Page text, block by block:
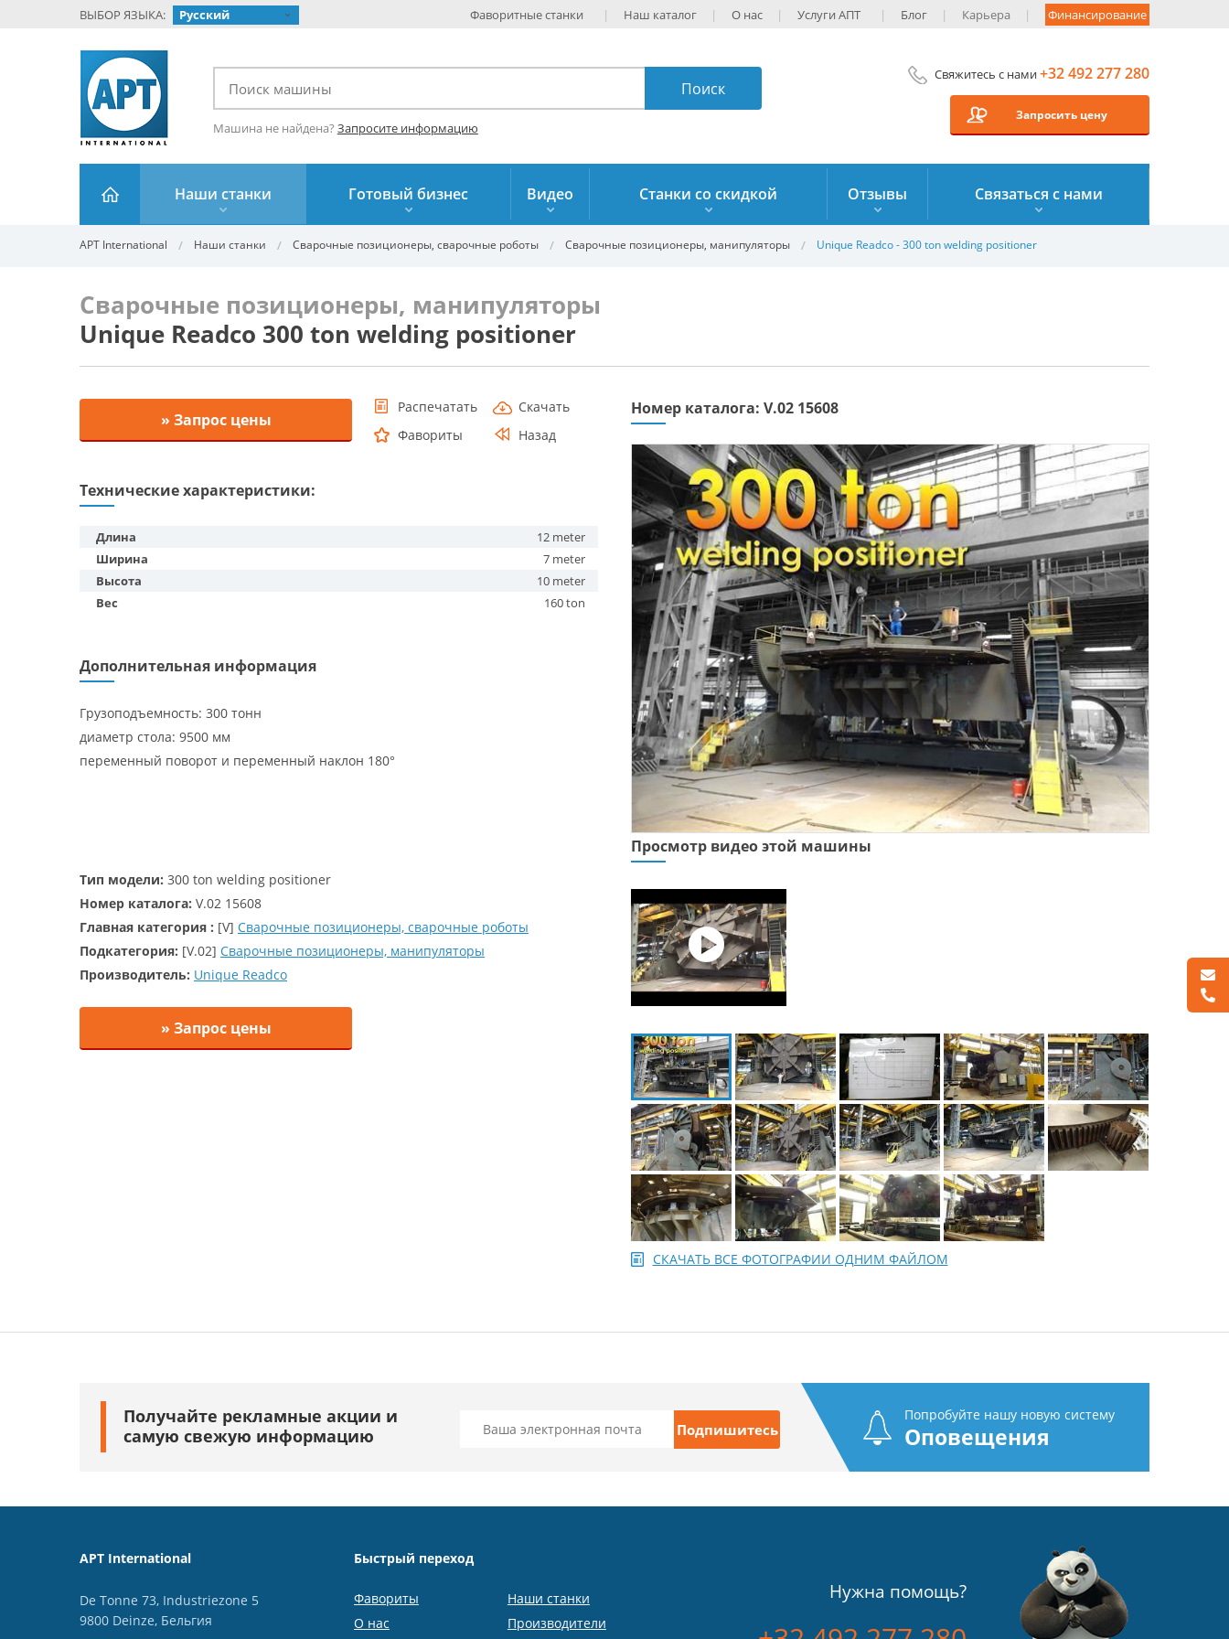
ВЫБОР ЯЗЫКА: Русский Фаворитные станки Наш каталог О нас Услуги AПT Блог Карьера Финансирование
Машина не найдена? Запросите информацию
Свяжитесь с нами+32 492 277 280
Запросить цену
Наши станки Готовый бизнес Видео Станки со скидкой Отзывы Связаться с нами
APT International Наши станки Сварочные позиционеры, сварочные роботы Сварочные позиционеры, манипуляторы Unique Readco - 300 ton welding positioner
Сварочные позиционеры, манипуляторы
Unique Readco 300 ton welding positioner
» Запрос цены
Распечатать
Скачать
Фавориты
Назад
Технические характеристики:
Длина
12 meter
Ширина
7 meter
Высота
10 meter
Вес
160 ton
Дополнительная информация
Грузоподъемность: 300 тонн
диаметр стола: 9500 мм
переменный поворот и переменный наклон 180°
Тип модели: 300 ton welding positioner
Номер каталога: V.02 15608
Главная категория : [V] Сварочные позиционеры, сварочные роботы
Подкатегория: [V.02] Сварочные позиционеры, манипуляторы
Производитель: Unique Readco
» Запрос цены
Номер каталога: V.02 15608
Просмотр видео этой машины
СКАЧАТЬ ВСЕ ФОТОГРАФИИ ОДНИМ ФАЙЛОМ
Получайте рекламные акции и
самую свежую информацию
Попробуйте нашу новую систему
Оповещения
APT International
De Tonne 73, Industriezone 5
9800 Deinze, Бельгия
Быстрый переход
Фавориты
О нас
Наши станки
Производители
Нужна помощь?